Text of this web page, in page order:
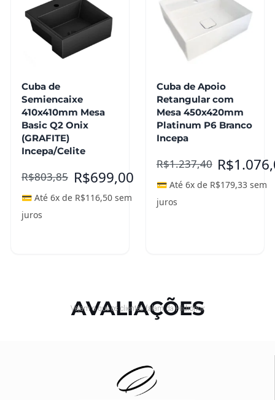
Cuba de
Semiencaixe
410x410mm Mesa
Basic Q2 Onix
(GRAFITE)
Incepa/Celite
R$803,85 R$699,00
💳 Até 6x de R$116,50 sem
juros
Cuba de Apoio
Retangular com
Mesa 450x420mm
Platinum P6 Branco
Incepa
R$1.237,40 R$
💳 Até 6x de R$179,33 sem
juros
AVALIAÇÕES
Vejam o que os clientes falam da Hidronox